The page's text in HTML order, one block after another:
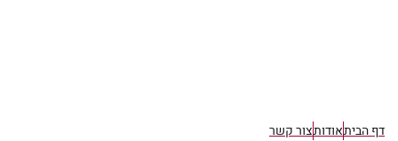
דף הביתאודותצור קשר